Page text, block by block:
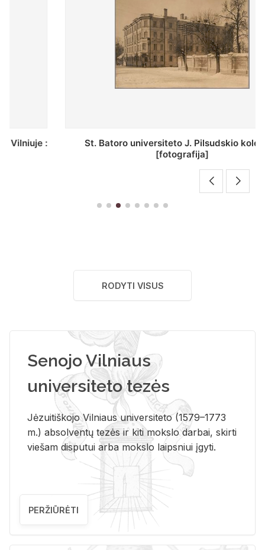
St. Batoro universiteto J. Pilsudskio kolegija :
[fotografija]
RODYTI VISUS
Senojo Vilniaus
universiteto tezės
Jėzuitiškojo Vilniaus universiteto (1579–1773
m.) absolventų tezės ir kiti mokslo darbai, skirti
viešam disputui arba mokslo laipsniui įgyti.
PERŽIŪRĖTI